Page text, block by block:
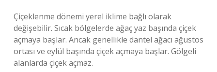
Çiçeklenme dönemi yerel iklime bağlı olarak
değişebilir. Sıcak bölgelerde ağaç yaz başında çiçek
açmaya başlar. Ancak genellikle dantel ağacı ağustos
ortası ve eylül başında çiçek açmaya başlar. Gölgeli
alanlarda çiçek açmaz.